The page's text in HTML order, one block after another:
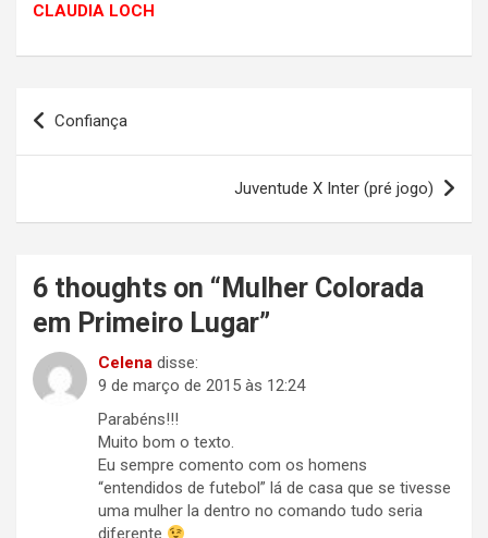
CLAUDIA LOCH
Navegação
de
Confiança
Juventude X Inter (pré jogo)
6 thoughts on “ Mulher Colorada
em Primeiro Lugar”
Celena disse:
9 de março de 2015 às 12:24
Parabéns!!!
Muito bom o texto.
Eu sempre comento com os homens
“entendidos de futebol” lá de casa que se tivesse
uma mulher la dentro no comando tudo seria
diferente